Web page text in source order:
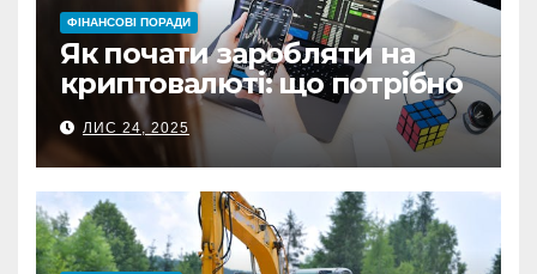
ФІНАНСОВІ ПОРАДИ
Як почати заробляти на
криптовалюті: що потрібно
знати перед першою
інвестицією
ЛИС 24, 2025